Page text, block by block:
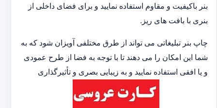
بنر باکیفیت و مقاوم استفاده نمایید و برای فضای داخلی از
بنری با بافت های ریز.
چاپ بنر تبلیغاتی می تواند از طرق مختلفی آویزان شود که به
شما این امکان را می دهند تا با توجه به فضا از طرح عمودی
و یا افقی استفاده نمایید و به زیبایی بصری و تأثیرگذاری